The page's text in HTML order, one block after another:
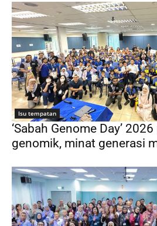
Isu tempatan
‘Sabah Genome Day’
genomik, minat generasi